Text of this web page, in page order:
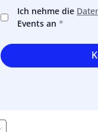
Ich nehme die
Events an